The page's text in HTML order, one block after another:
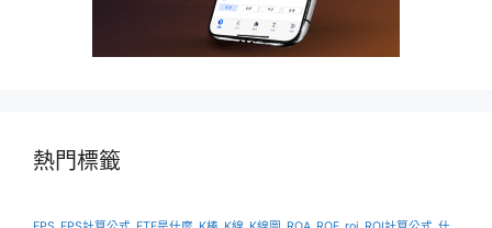
熱門標籤